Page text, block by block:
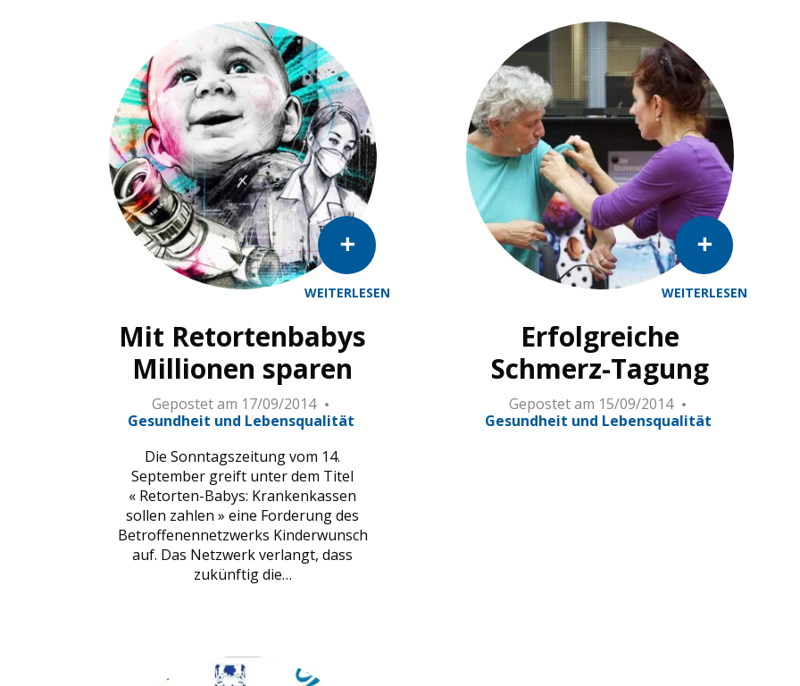
WEITERLESEN
Mit Retortenbabys
Millionen sparen
Gepostet am 17/09/2014
Gesundheit und Lebensqualität
Die Sonntagszeitung vom 14.
September greift unter dem Titel
« Retorten-Babys: Krankenkassen
sollen zahlen » eine Forderung des
Betroffenennetzwerks Kinderwunsch
auf. Das Netzwerk verlangt, dass
zukünftig die…
WEITERLESEN
Erfolgreiche
Schmerz-Tagung
Gepostet am 15/09/2014
Gesundheit und Lebensqualität